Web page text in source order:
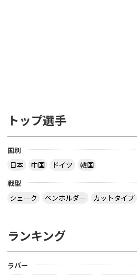
トップ選手
国別
日本
中国 ドイツ
韓国
戦型
シェーク
ペンホルダー カットタイプ
ランキング
ラバー